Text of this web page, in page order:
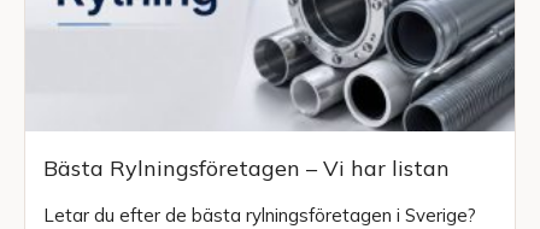
Bästa Rylningsföretagen – Vi har listan
Letar du efter de bästa rylningsföretagen i Sverige?